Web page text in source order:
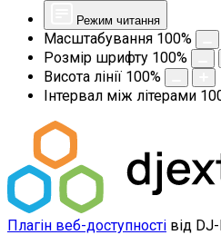
Режим читання
Масштабування 100%
Розмір шрифту 100%
Висота лінії 100%
Інтервал між літерами
Плагін веб-доступності від